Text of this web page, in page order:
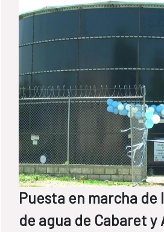
Puesta en marcha de
de agua de Cabaret y